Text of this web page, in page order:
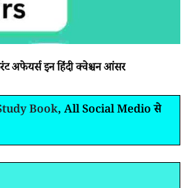
इन हिंदी क्वेश्चन आंसर
Book, All Social Medio से